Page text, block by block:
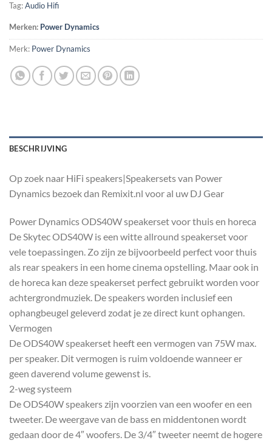
Tag:Audio Hifi
Merken: Power Dynamics
Merk: Power Dynamics
BESCHRIJVING
Op zoek naar HiFi speakers|Speakersets van Power
Dynamics bezoek dan Remixit.nl voor al uw DJ Gear
Power Dynamics ODS40W speakerset voor thuis en horeca
De Skytec ODS40W is een witte allround speakerset voor
vele toepassingen. Zo zijn ze bijvoorbeeld perfect voor thuis
als rear speakers in een home cinema opstelling. Maar ook in
de horeca kan deze speakerset perfect gebruikt worden voor
achtergrondmuziek. De speakers worden inclusief een
ophangbeugel geleverd zodat je ze direct kunt ophangen.
Vermogen
De ODS40W speakerset heeft een vermogen van 75W max.
per speaker. Dit vermogen is ruim voldoende wanneer er
geen daverend volume gewenst is.
2-weg systeem
De ODS40W speakers zijn voorzien van een woofer en een
tweeter. De weergave van de bass en middentonen wordt
gedaan door de 4″ woofers. De 3/4″ tweeter neemt de hogere